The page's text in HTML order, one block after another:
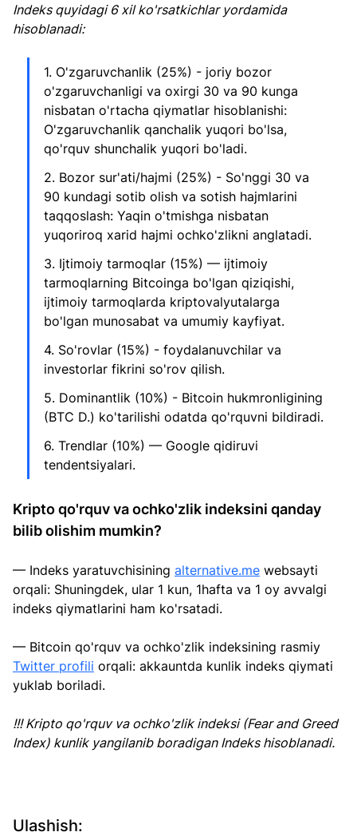
Indeks quyidagi 6 xil ko'rsatkichlar yordamida
hisoblanadi:
1. O'zgaruvchanlik (25%) - joriy bozor
o'zgaruvchanligi va oxirgi 30 va 90 kunga
nisbatan o'rtacha qiymatlar hisoblanishi:
O'zgaruvchanlik qanchalik yuqori bo'lsa,
qo'rquv shunchalik yuqori bo'ladi.
2. Bozor sur'ati/hajmi (25%) - So'nggi 30 va
90 kundagi sotib olish va sotish hajmlarini
taqqoslash: Yaqin o'tmishga nisbatan
yuqoriroq xarid hajmi ochko'zlikni anglatadi.
3. Ijtimoiy tarmoqlar (15%) — ijtimoiy
tarmoqlarning Bitcoinga bo'lgan qiziqishi,
ijtimoiy tarmoqlarda kriptovalyutalarga
bo'lgan munosabat va umumiy kayfiyat.
4. So'rovlar (15%) - foydalanuvchilar va
investorlar fikrini so'rov qilish.
5. Dominantlik (10%) - Bitcoin hukmronligining
(BTC D.) ko'tarilishi odatda qo'rquvni bildiradi.
6. Trendlar (10%) — Google qidiruvi
tendentsiyalari.
Kripto qo'rquv va ochko'zlik indeksini qanday
bilib olishim mumkin?
— Indeks yaratuvchisining alternative.me websayti
orqali: Shuningdek, ular 1 kun, 1hafta va 1 oy avvalgi
indeks qiymatlarini ham ko'rsatadi.
— Bitcoin qo'rquv va ochko'zlik indeksining rasmiy
Twitter profili orqali: akkauntda kunlik indeks qiymati
yuklab boriladi.
!!! Kripto qo'rquv va ochko'zlik indeksi (Fear and Greed
Index) kunlik yangilanib boradigan Indeks hisoblanadi.
Ulashish: